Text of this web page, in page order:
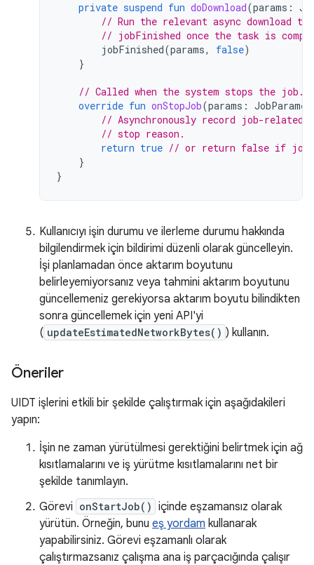
private suspend fun doDownload(params :
// Run the relevant async download
// jobFinished once the task is
jobFinished(params, false)
}
// Called when the system stops the job.
override fun onStopJob(params :
// Asynchronously record job-related
// stop reason.
return true // or return false if job
}
}
Kullanıcıyı işin durumu ve ilerleme durumu hakkında
bilgilendirmek için bildirimi düzenli olarak güncelleyin.
İşi planlamadan önce aktarım boyutunu
belirleyemiyorsanız veya tahmini aktarım boyutunu
güncellemeniz gerekiyorsa aktarım boyutu bilindikten
sonra güncellemek için yeni API'yi
( updateEstimatedNetworkBytes() ) kullanın.
Öneriler
UIDT işlerini etkili bir şekilde çalıştırmak için aşağıdakileri
yapın:
İşin ne zaman yürütülmesi gerektiğini belirtmek için ağ
kısıtlamalarını ve iş yürütme kısıtlamalarını net bir
şekilde tanımlayın.
Görevi onStartJob() içinde eşzamansız olarak
yürütün. Örneğin, bunu eş yordam kullanarak
yapabilirsiniz. Görevi eşzamanlı olarak
çalıştırmazsanız çalışma ana iş parçacığında çalışır